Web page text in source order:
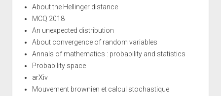
About the Hellinger distance
MCQ 2018
An unexpected distribution
About convergence of random variables
Annals of mathematics : probability and statistics
Probability space
arXiv
Mouvement brownien et calcul stochastique